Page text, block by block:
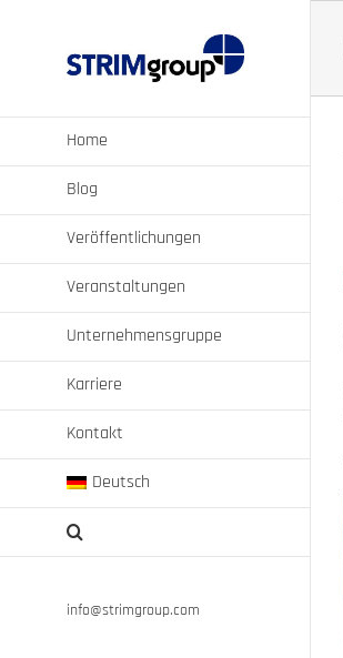
Home
Blog
Veröffentlichungen
Veranstaltungen
Unternehmensgruppe
Karriere
Kontakt
Deutsch
info@strimgroup.com